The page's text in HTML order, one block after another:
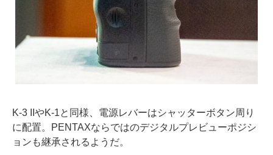
K-3 IIやK-1と同様、電源レバーはシャッターボタン周り
に配置。PENTAXならではのデジタルプレビューポジシ
ョンも継承されるようだ。